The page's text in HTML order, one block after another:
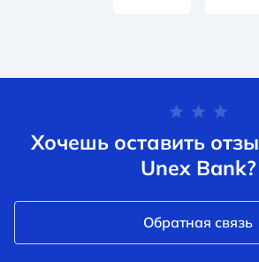
Хочешь оставить
Unex Bank?
Обратная связь